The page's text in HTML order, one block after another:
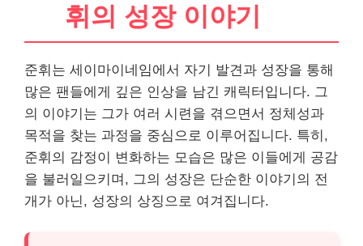
휘의 성장 이야기
준휘는 세이마이네임에서 자기 발견과 성장을 통해
많은 팬들에게 깊은 인상을 남긴 캐릭터입니다. 그
의 이야기는 그가 여러 시련을 겪으면서 정체성과
목적을 찾는 과정을 중심으로 이루어집니다. 특히,
준휘의 감정이 변화하는 모습은 많은 이들에게 공감
을 불러일으키며, 그의 성장은 단순한 이야기의 전
개가 아닌, 성장의 상징으로 여겨집니다.